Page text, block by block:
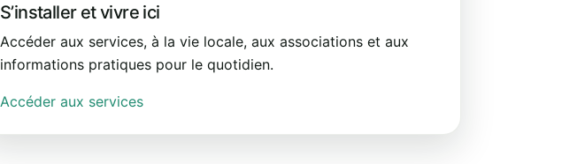
S’installer et vivre ici
Accéder aux services, à la vie locale, aux associations et aux
informations pratiques pour le quotidien.
Accéder aux services